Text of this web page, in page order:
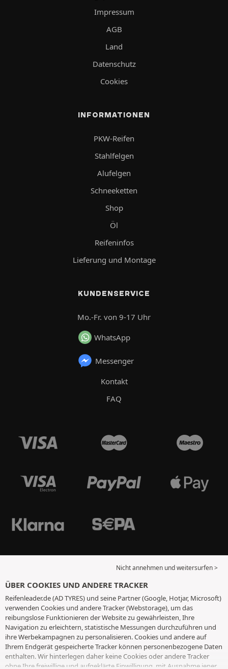
Impressum
AGB
Land
Datenschutz
Cookies
INFORMATIONEN
PKW-Reifen
Stahlfelgen
Alufelgen
Schneeketten
Shop
Öl
Reifeninfos
Lieferung und Montage
KUNDENSERVICE
Mo.-Fr. von 9-17 Uhr
WhatsApp
Messenger
Kontakt
FAQ
Nicht annehmen und weitersurfen >
ÜBER COOKIES UND ANDERE TRACKER
Reifenleader.de (AD TYRES) und seine Partner (Google, Hotjar, Microsoft)
verwenden Cookies und andere Tracker (Webstorage), um das
reibungslose Funktionieren der Website zu gewährleisten, Ihre
Navigation zu erleichtern, statistische Messungen durchzuführen und
ihre Werbekampagnen zu personalisieren. Cookies und andere auf
Ihrem Endgerät gespeicherte Tracker können personenbezogene Daten
enthalten. Wir hinterlegen daher keine Cookies oder andere Tracker
ohne Ihre freiwillige und aufgeklärte Einwilligung, mit Ausnahme jener,